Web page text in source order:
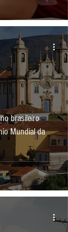
brasileiro
Mundial da